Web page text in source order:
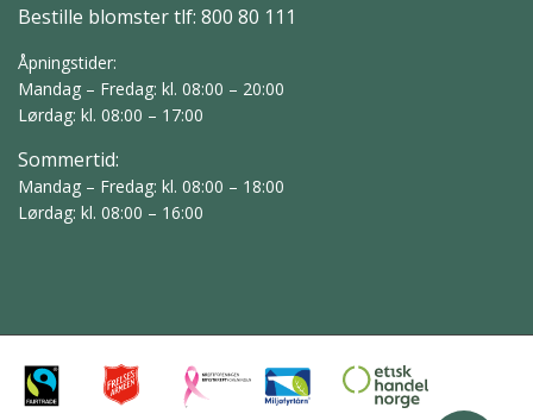
Bestille blomster tlf: 800 80 111
Åpningstider:
Mandag – Fredag: kl. 08:00 – 20:00
Lørdag: kl. 08:00 – 17:00
Sommertid:
Mandag – Fredag: kl. 08:00 – 18:00
Lørdag: kl. 08:00 – 16:00